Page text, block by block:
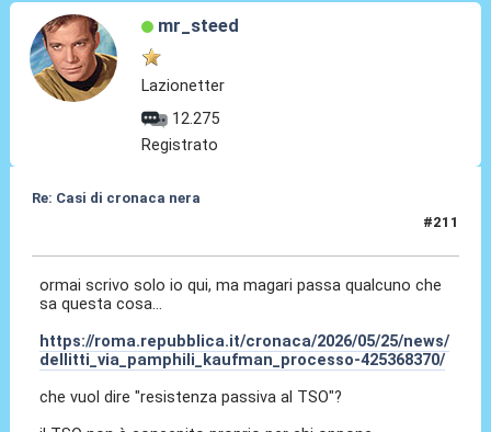
mr_steed
Lazionetter
12.275
Registrato
Re: Casi di cronaca nera
#211
ormai scrivo solo io qui, ma magari passa qualcuno che
sa questa cosa...
https://roma.repubblica.it/cronaca/2026/05/25/news/
dellitti_via_pamphili_kaufman_processo-425368370/
che vuol dire "resistenza passiva al TSO"?